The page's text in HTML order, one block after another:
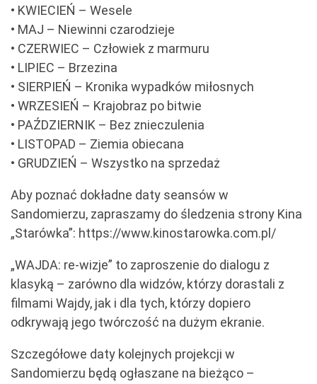
• KWIECIEŃ – Wesele
• MAJ – Niewinni czarodzieje
• CZERWIEC – Człowiek z marmuru
• LIPIEC – Brzezina
• SIERPIEŃ – Kronika wypadków miłosnych
• WRZESIEŃ – Krajobraz po bitwie
• PAŹDZIERNIK – Bez znieczulenia
• LISTOPAD – Ziemia obiecana
• GRUDZIEŃ – Wszystko na sprzedaż
Aby poznać dokładne daty seansów w
Sandomierzu, zapraszamy do śledzenia strony Kina
„Starówka”: https://www.kinostarowka.com.pl/
„WAJDA: re-wizje” to zaproszenie do dialogu z
klasyką – zarówno dla widzów, którzy dorastali z
filmami Wajdy, jak i dla tych, którzy dopiero
odkrywają jego twórczość na dużym ekranie.
Szczegółowe daty kolejnych projekcji w
Sandomierzu będą ogłaszane na bieżąco –